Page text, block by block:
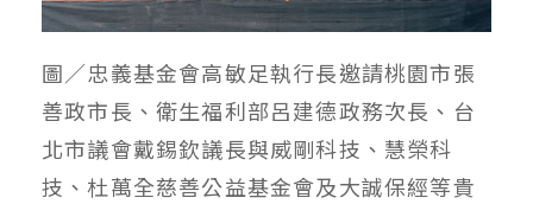
圖／忠義基金會高敏足執行長邀請桃園市張
善政市長、衛生福利部呂建德政務次長、台
北市議會戴錫欽議長與威剛科技、慧榮科
技、杜萬全慈善公益基金會及大誠保經等貴